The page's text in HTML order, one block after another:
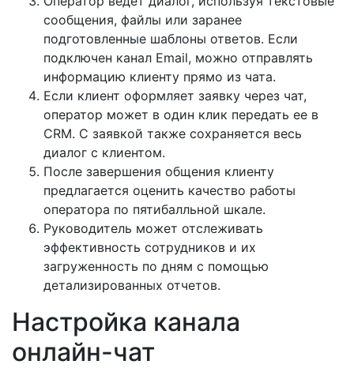
сообщения, файлы или заранее
подготовленные шаблоны ответов. Если
подключен канал Email, можно отправлять
информацию клиенту прямо из чата.
Если клиент оформляет заявку через чат,
оператор может в один клик передать ее в
CRM. С заявкой также сохраняется весь
диалог с клиентом.
После завершения общения клиенту
предлагается оценить качество работы
оператора по пятибалльной шкале.
Руководитель может отслеживать
эффективность сотрудников и их
загруженность по дням с помощью
детализированных отчетов.
Настройка канала
онлайн-чат